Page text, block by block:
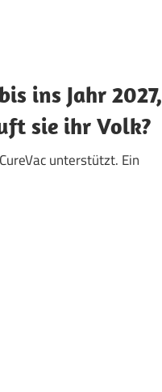
ins Jahr 2027,
sie ihr Volk?
unterstützt. Ein